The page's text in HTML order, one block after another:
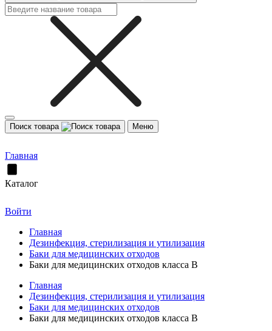
Поиск товара Меню
Главная
Каталог
Войти
Главная
Дезинфекция, стерилизация и утилизация
Баки для медицинских отходов
Баки для медицинских отходов класса В
Главная
Дезинфекция, стерилизация и утилизация
Баки для медицинских отходов
Баки для медицинских отходов класса В